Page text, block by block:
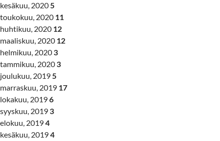
kesäkuu, 20205
toukokuu, 2020 11
huhtikuu, 2020 12
maaliskuu, 2020 12
helmikuu, 2020 3
tammikuu, 2020 3
joulukuu, 20195
marraskuu, 2019 17
lokakuu, 20196
syyskuu, 2019 3
elokuu, 20194
kesäkuu, 20194